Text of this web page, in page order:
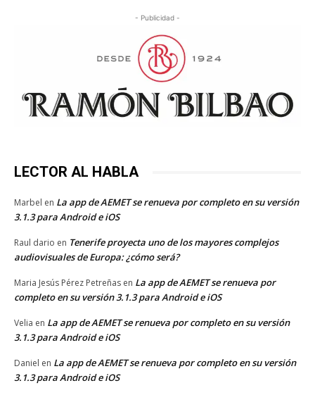
- Publicidad -
LECTOR AL HABLA
Marbel en La app de AEMET se renueva por completo en su versión
3.1.3 para Android e iOS
Raul dario en Tenerife proyecta uno de los mayores complejos
audiovisuales de Europa: ¿cómo será?
Maria Jesús Pérez Petreñas en La app de AEMET se renueva por
completo en su versión 3.1.3 para Android e iOS
Velia en La app de AEMET se renueva por completo en su versión
3.1.3 para Android e iOS
Daniel en La app de AEMET se renueva por completo en su versión
3.1.3 para Android e iOS